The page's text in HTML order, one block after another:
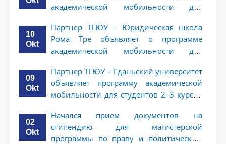
академической мобильности для
10
Okt
Партнер ТГЮУ – Юридическая школа
Рома Тре объявляет о программе
академической мобильности для
09
Okt
Партнер ТГЮУ – Гданьский университет
объявляет программу академической
мобильности для студентов 2–3 курсов
02
Okt
Начался прием документов на
стипендию для магистерской
программы по праву и политическим